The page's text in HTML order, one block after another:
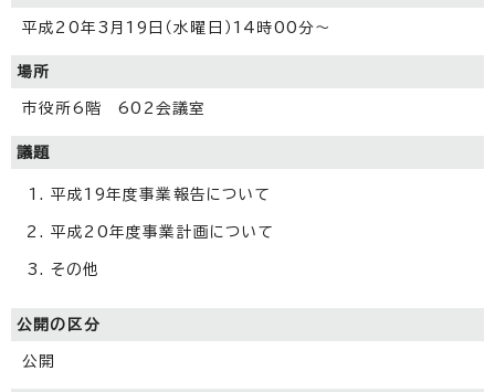
平成20年3月19日（水曜日）14時00分～
場所
市役所6階 602会議室
議題
平成19年度事業報告について
平成20年度事業計画について
その他
公開の区分
公開